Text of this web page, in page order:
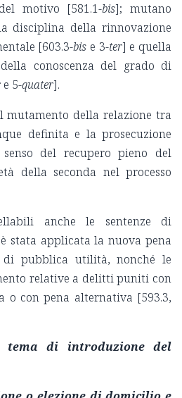
motivo [581.1-bis]; mutano
disciplina della rinnovazione
[603.3-bis e 3-ter] e quella
conoscenza del grado di
e 5-quater].
mutamento della relazione tra
definita e la prosecuzione
del recupero pieno del
della seconda nel processo
anche le sentenze di
stata applicata la nuova pena
pubblica utilità, nonché le
relative a delitti puniti con
o con pena alternativa [593.3,
di introduzione del